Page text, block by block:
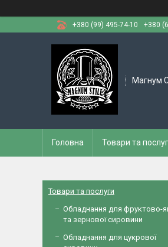
+380 (99) 495-74-10
+380
Магнум
Головна Товари та
Товари та послуги
Обладнання для фруктово-
та зернової сировини
Обладнання для цукрової